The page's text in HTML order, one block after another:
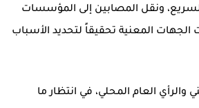
ونقل المصابين إلى المؤسسات
الجهات المعنية تحقيقاً لتحديد الأسباب
العام المحلي، في انتظار ما